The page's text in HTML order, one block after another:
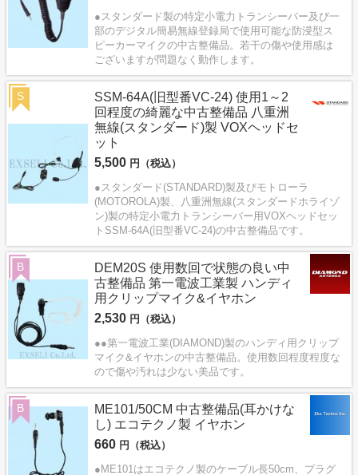
●スタンダード製の特定小電力トランシーバー及び一
部のデジタル簡易無線登録局で使用可能な防浸型ス
ピーカーマイクの中古整備品。若干の傷や使用感は
ございますが問題なく動作します。
SSM-64A(旧型番VC-24) 使用1～2
回程度の綺麗な中古整備品 八重洲
無線(スタンダード)製 VOXヘッドセ
ット
5,500 円（税込）
●スタンダード(STANDARD)製及びモトローラ
(MOTOROLA)製、八重洲無線(スタンダードホライゾ
ン)製の特定小電力トランシーバー用VOXヘッドセッ
トSSM-64A(旧型番VC-24)の中古整備品です。
S
DEM20S 使用数回で状態の良い中
古整備品 第一電波工業製 ハンディ
用クリップマイク&イヤホン
2,530 円（税込）
●●第一電波工業(DIAMOND)製のハンディ用クリップ
マイク&イヤホンの中古整備品。使用数回程度程度な
ので傷や汚れは少ない美品です。
B
ME101/50CM 中古整備品(耳かけな
し) エコテクノ製 イヤホン
660 円（税込）
●ME101はエコテクノ製のケーブル長50cm、プラグ
B